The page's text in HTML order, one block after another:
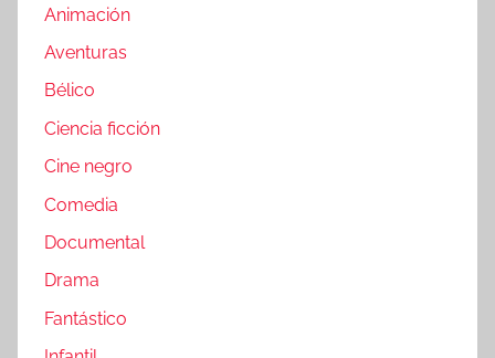
Animación
Aventuras
Bélico
Ciencia ficción
Cine negro
Comedia
Documental
Drama
Fantástico